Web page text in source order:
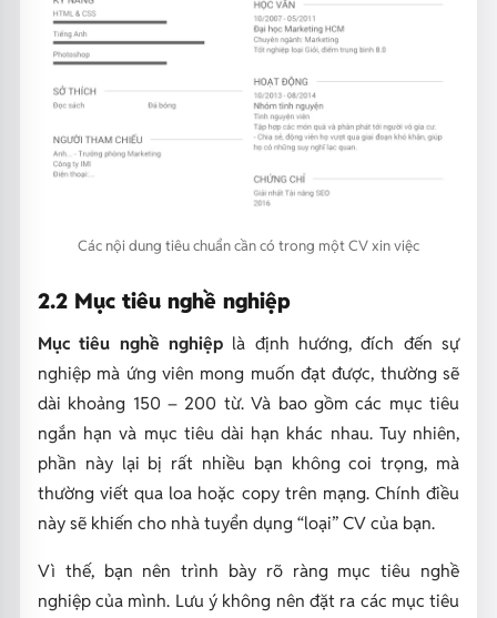
Các nội dung tiêu chuẩn cần có trong một CV xin việc
2.2 Mục tiêu nghề nghiệp
Mục tiêu nghề nghiệp là định hướng, đích đến sự
nghiệp mà ứng viên mong muốn đạt được, thường sẽ
dài khoảng 150 – 200 từ. Và bao gồm các mục tiêu
ngắn hạn và mục tiêu dài hạn khác nhau. Tuy nhiên,
phần này lại bị rất nhiều bạn không coi trọng, mà
thường viết qua loa hoặc copy trên mạng. Chính điều
này sẽ khiến cho nhà tuyển dụng “loại” CV của bạn.
Vì thế, bạn nên trình bày rõ ràng mục tiêu nghề
nghiệp của mình. Lưu ý không nên đặt ra các mục tiêu